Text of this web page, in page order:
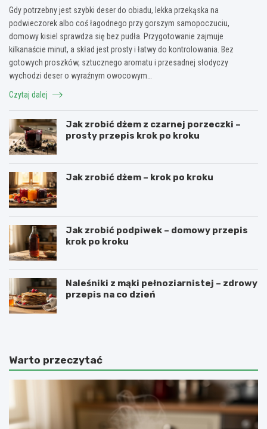
Gdy potrzebny jest szybki deser do obiadu, lekka przekąska na
podwieczorek albo coś łagodnego przy gorszym samopoczuciu,
domowy kisiel sprawdza się bez pudła. Przygotowanie zajmuje
kilkanaście minut, a skład jest prosty i łatwy do kontrolowania. Bez
gotowych proszków, sztucznego aromatu i przesadnej słodyczy
wychodzi deser o wyraźnym owocowym…
Czytaj dalej
Jak zrobić dżem z czarnej porzeczki –
prosty przepis krok po kroku
Jak zrobić dżem – krok po kroku
Jak zrobić podpiwek – domowy przepis
krok po kroku
Naleśniki z mąki pełnoziarnistej – zdrowy
przepis na co dzień
Warto przeczytać